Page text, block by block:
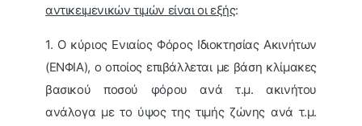
αντικειμενικών τιμών είναι οι εξής:
1. Ο κύριος Ενιαίος Φόρος Ιδιοκτησίας Ακινήτων
(ΕΝΦΙΑ), ο οποίος επιβάλλεται με βάση κλίμακες
βασικού ποσού φόρου ανά τ.μ. ακινήτου
ανάλογα με το ύψος της τιμής ζώνης ανά τ.μ.